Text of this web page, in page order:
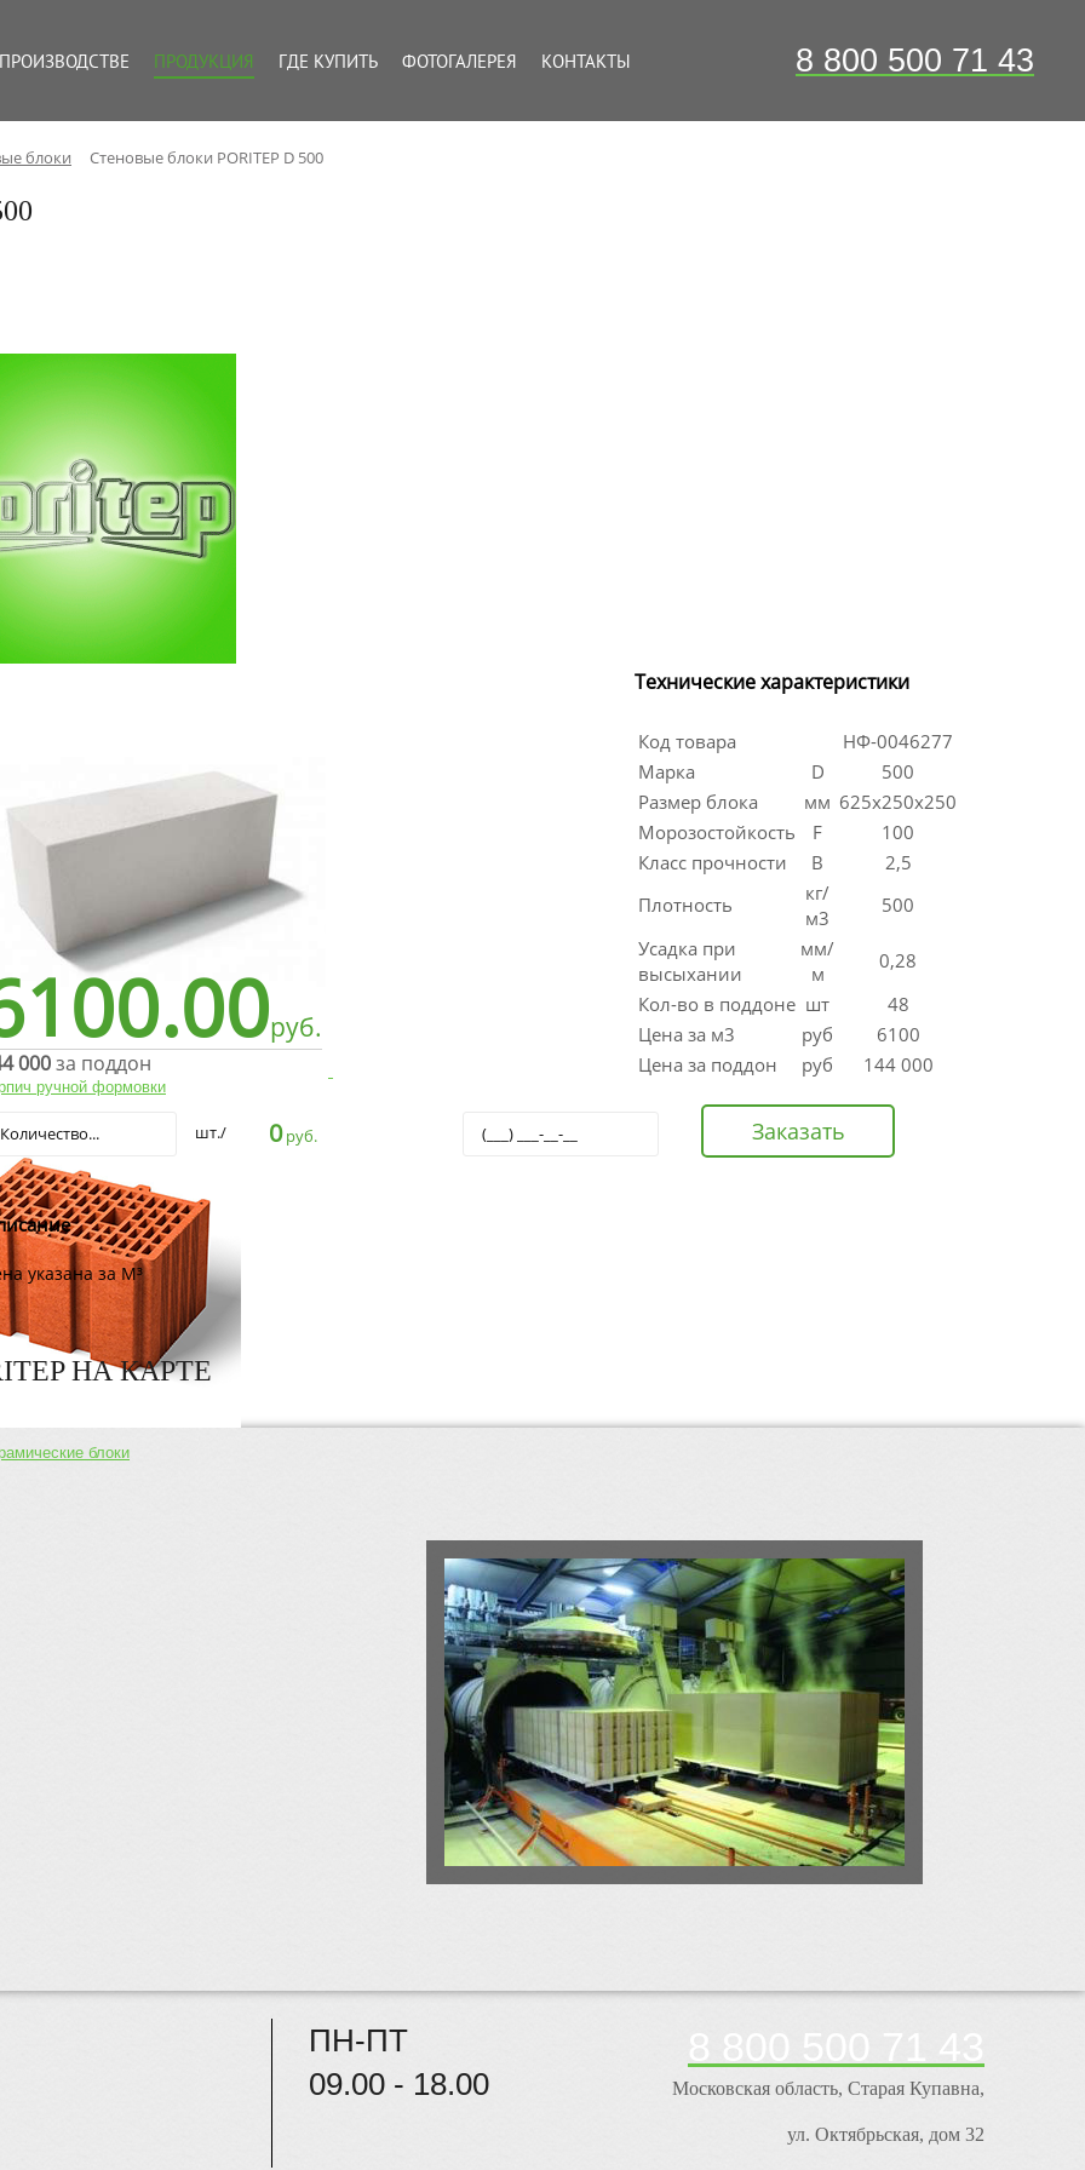
ПРОДУКЦИЯ ГДЕ КУПИТЬ ФОТОГАЛЕРЕЯ КОНТАКТЫ 8 800 500 71 43
блоки Стеновые блоки PORITEP D 500
ручной формовки
блоки
руб.
000за поддон
Технические характеристики
Код товара
НФ-0046277
Марка
D
500
Размер блока
мм 625х250х250
Морозостойкость
F
100
Класс прочности
B
2,5
Плотность
кг/
м3
500
Усадка при
высыхании
мм/
м
0,28
Кол-во в поддоне шт
48
Цена за м3
руб
6100
Цена за поддон
руб 144 000
шт./ 0руб.
указана за M³
НА КАРТЕ
ПН-ПТ
09.00 - 18.00
8 800 500 71 43
Московская область, Старая Купавна,
ул. Октябрьская, дом 32